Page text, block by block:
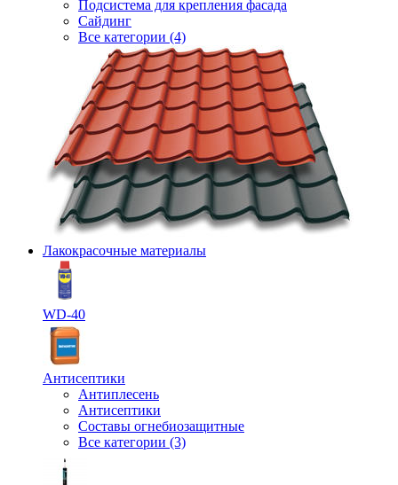
Подсистема для крепления фасада
Сайдинг
Все категории (4)
Лакокрасочные материалы
WD-40
Антисептики
Антиплесень
Антисептики
Составы огнебиозащитные
Все категории (3)